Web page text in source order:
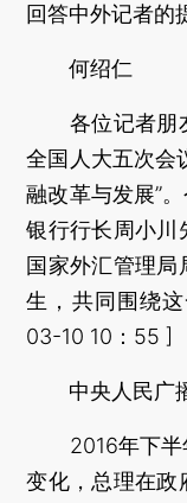
回答中外记者的
何绍仁
各位记者朋友
全国人大五次会
融改革与发展”
银行行长周小川
国家外汇管理
生，共同围绕
03-10 10：55 ]
中央人民广
2016年下半
变化，总理在政